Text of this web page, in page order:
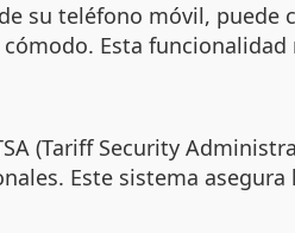
su teléfono móvil,
Esta
(Tariff Security
Este sistema